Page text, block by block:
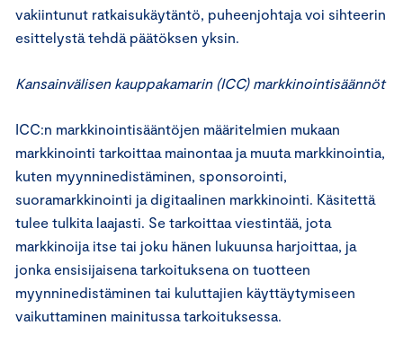
vakiintunut ratkaisukäytäntö, puheenjohtaja voi sihteerin
esittelystä tehdä päätöksen yksin.
Kansainvälisen kauppakamarin (ICC) markkinointisäännöt
ICC:n markkinointisääntöjen määritelmien mukaan
markkinointi tarkoittaa mainontaa ja muuta markkinointia,
kuten myynninedistäminen, sponsorointi,
suoramarkkinointi ja digitaalinen markkinointi. Käsitettä
tulee tulkita laajasti. Se tarkoittaa viestintää, jota
markkinoija itse tai joku hänen lukuunsa harjoittaa, ja
jonka ensisijaisena tarkoituksena on tuotteen
myynninedistäminen tai kuluttajien käyttäytymiseen
vaikuttaminen mainitussa tarkoituksessa.